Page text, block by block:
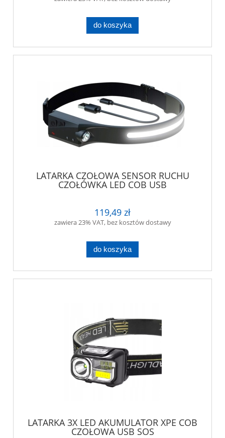
do koszyka
LATARKA CZOŁOWA SENSOR RUCHU
CZOŁÓWKA LED COB USB
119,49 zł
zawiera 23% VAT, bez kosztów dostawy
do koszyka
LATARKA 3X LED AKUMULATOR XPE COB
CZOŁOWA USB SOS